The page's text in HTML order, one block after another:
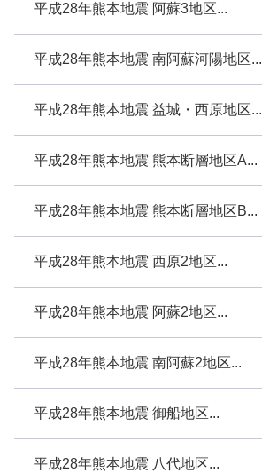
平成28年熊本地震 阿蘇3地区...
平成28年熊本地震 南阿蘇河陽地区...
平成28年熊本地震 益城・西原地区...
平成28年熊本地震 熊本断層地区A...
平成28年熊本地震 熊本断層地区B...
平成28年熊本地震 西原2地区...
平成28年熊本地震 阿蘇2地区...
平成28年熊本地震 南阿蘇2地区...
平成28年熊本地震 御船地区...
平成28年熊本地震 八代地区...